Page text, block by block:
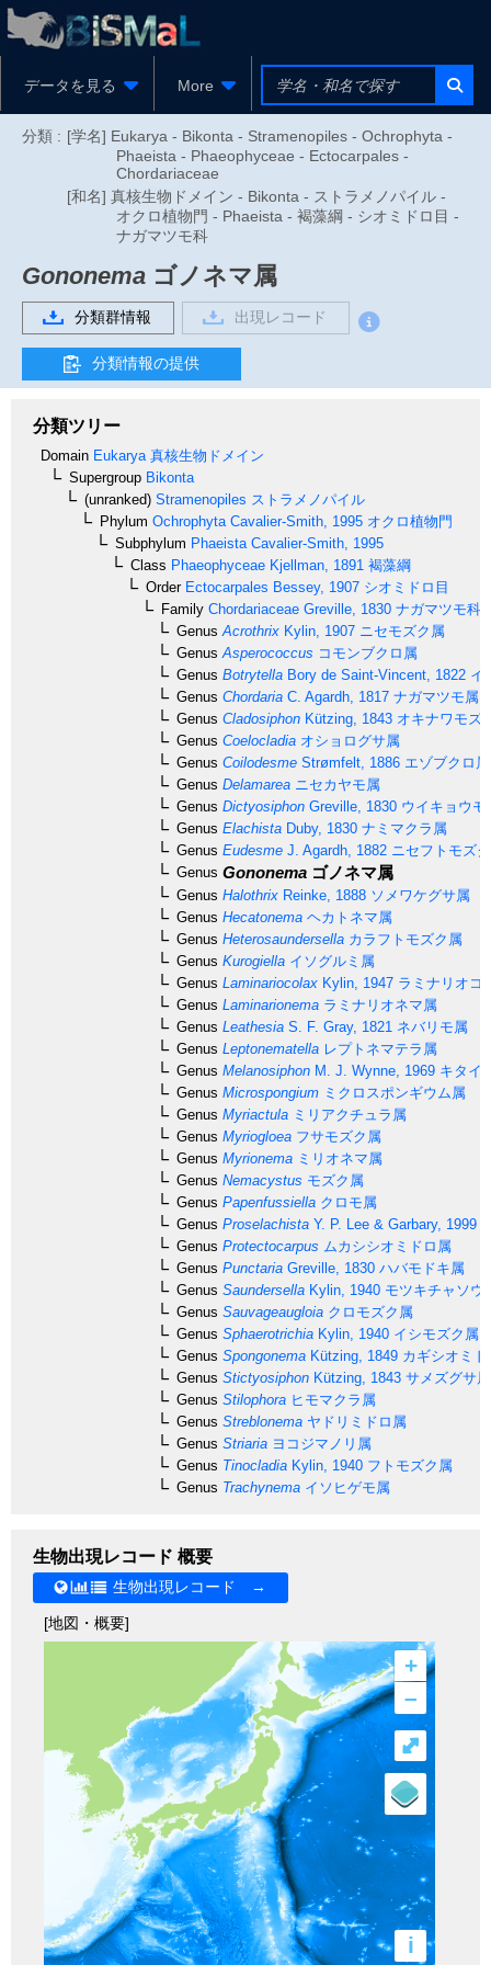
データを見る More
分類 : [学名] Eukarya - Bikonta - Stramenopiles - Ochrophyta -
Phaeista - Phaeophyceae - Ectocarpales -
Chordariaceae
[和名] 真核生物ドメイン - Bikonta - ストラメノパイル -
オクロ植物門 - Phaeista - 褐藻綱 - シオミドロ目 -
ナガマツモ科
Gononema ゴノネマ属
分類群情報 出現レコード
分類情報の提供
分類ツリー
Domain Eukarya 真核生物ドメイン
Supergroup Bikonta
(unranked) Stramenopiles ストラメノパイル
Phylum Ochrophyta Cavalier-Smith, 1995 オクロ植物門
Subphylum Phaeista Cavalier-Smith, 1995
Class Phaeophyceae Kjellman, 1891 褐藻綱
OrderEctocarpales Bessey, 1907 シオミドロ目
Family Chordariaceae Greville, 1830 ナガマツモ科
Genus Acrothrix Kylin, 1907 ニセモズク属
Genus Asperococcus コモンブクロ属
Genus Botrytella Bory de Saint-Vincent, 1822 イ
Genus Chordaria C. Agardh, 1817 ナガマツモ属
Genus Cladosiphon Kützing, 1843 オキナワモズ
Genus Coelocladia オショログサ属
Genus Coilodesme Strømfelt, 1886 エゾブクロ属
Genus Delamarea ニセカヤモ属
Genus Dictyosiphon Greville, 1830 ウイキョウモ
Genus Elachista Duby, 1830 ナミマクラ属
Genus Eudesme J. Agardh, 1882 ニセフトモズ
Genus Gononema ゴノネマ属
Genus Halothrix Reinke, 1888 ソメワケグサ属
Genus Hecatonema ヘカトネマ属
Genus Heterosaundersella カラフトモズク属
Genus Kurogiella イソグルミ属
Genus Laminariocolax Kylin, 1947 ラミナリオコ
Genus Laminarionema ラミナリオネマ属
Genus Leathesia S. F. Gray, 1821 ネバリモ属
Genus Leptonematella レプトネマテラ属
Genus Melanosiphon M. J. Wynne, 1969 キタイ
Genus Microspongium ミクロスポンギウム属
Genus Myriactula ミリアクチュラ属
Genus Myriogloea フサモズク属
Genus Myrionema ミリオネマ属
Genus Nemacystus モズク属
Genus Papenfussiella クロモ属
Genus Proselachista Y. P. Lee & Garbary, 1999
Genus Protectocarpus ムカシシオミドロ属
Genus Punctaria Greville, 1830 ハバモドキ属
Genus Saundersella Kylin, 1940 モツキチャソウ
Genus Sauvageaugloia クロモズク属
Genus Sphaerotrichia Kylin, 1940 イシモズク属
Genus Spongonema Kützing, 1849 カギシオミド
Genus Stictyosiphon Kützing, 1843 サメズグサ属
Genus Stilophora ヒモマクラ属
Genus Streblonema ヤドリミドロ属
Genus Striaria ヨコジマノリ属
Genus Tinocladia Kylin, 1940 フトモズク属
Genus Trachynema イソヒゲモ属
生物出現レコード 概要
生物出現レコード →
[地図・概要]
+
–
i
⤢